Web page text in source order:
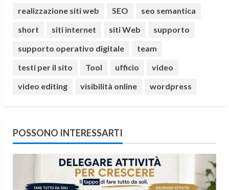
realizzazione siti web
SEO
seo semantica
short
siti internet siti Web
supporto
supporto operativo digitale
team
testi per il sito
Tool ufficio
video
video editing
visibilità online wordpress
POSSONO INTERESSARTI